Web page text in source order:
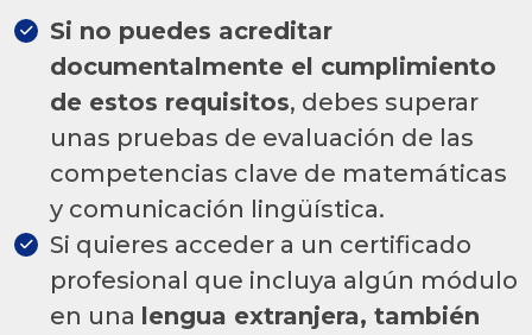
Si no puedes acreditar
documentalmente el cumplimiento
de estos requisitos, debes superar
unas pruebas de evaluación de las
competencias clave de matemáticas
y comunicación lingüística.
Si quieres acceder a un certificado
profesional que incluya algún módulo
en una lengua extranjera, también